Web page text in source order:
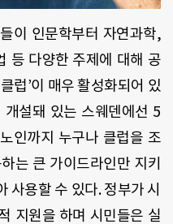
이 인문학부터 자연과학,
등 다양한 주제에 대해 공
럽’이 매우 활성화되어 있
설돼 있는 스웨덴에선 5
인까지 누구나 클럽을 조
는 큰 가이드라인만 지키
사용할 수 있다. 정부가 시
지원을 하며 시민들은 실